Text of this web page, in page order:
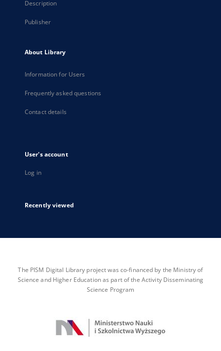
Description
Publisher
About Library
Information for Users
Frequently asked questions
Contact details
User's account
Log in
Recently viewed
The PISM Digital Library project was co-financed by the Ministry of
Science and Higher Education as part of the Activity Disseminating
Science Program